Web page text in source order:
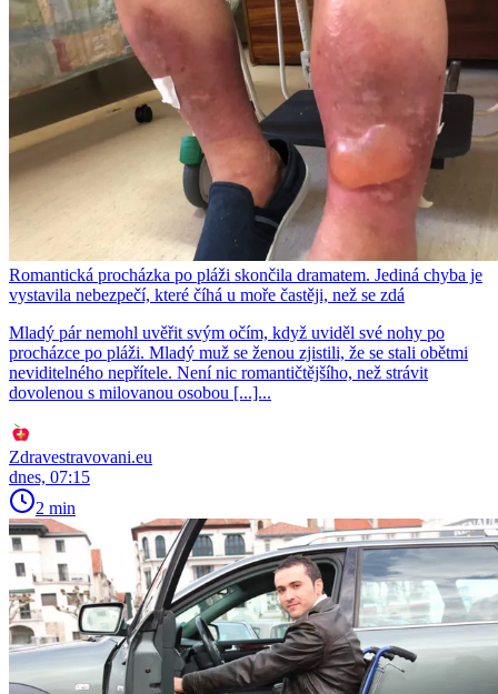
Romantická procházka po pláži skončila dramatem. Jediná chyba je
vystavila nebezpečí, které číhá u moře častěji, než se zdá
Mladý pár nemohl uvěřit svým očím, když uviděl své nohy po
procházce po pláži. Mladý muž se ženou zjistili, že se stali obětmi
neviditelného nepřítele. Není nic romantičtějšího, než strávit
dovolenou s milovanou osobou [...]...
Zdravestravovani.eu
dnes, 07:15
2 min